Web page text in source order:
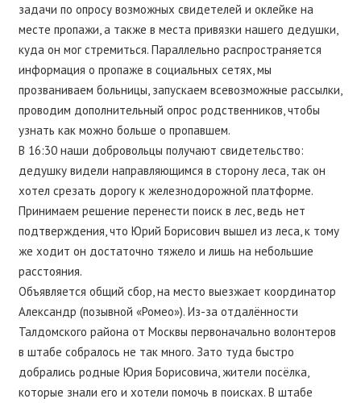
задачи по опросу возможных свидетелей и оклейке на
месте пропажи, а также в места привязки нашего дедушки,
куда он мог стремиться. Параллельно распространяется
информация о пропаже в социальных сетях, мы
прозваниваем больницы, запускаем всевозможные рассылки,
проводим дополнительный опрос родственников, чтобы
узнать как можно больше о пропавшем.
В 16:30 наши добровольцы получают свидетельство:
дедушку видели направляющимся в сторону леса, так он
хотел срезать дорогу к железнодорожной платформе.
Принимаем решение перенести поиск в лес, ведь нет
подтверждения, что Юрий Борисович вышел из леса, к тому
же ходит он достаточно тяжело и лишь на небольшие
расстояния.
Объявляется общий сбор, на место выезжает координатор
Александр (позывной «Ромео»). Из-за отдалённости
Талдомского района от Москвы первоначально волонтеров
в штабе собралось не так много. Зато туда быстро
добрались родные Юрия Борисовича, жители посёлка,
которые знали его и хотели помочь в поисках. В штабе